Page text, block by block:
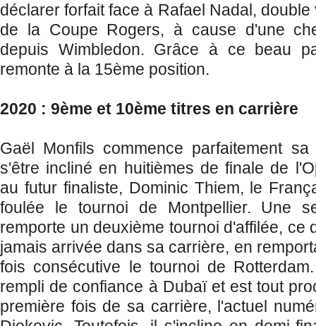
déclarer forfait face à Rafael Nadal,
de la Coupe Rogers, à cause d'une
depuis Wimbledon. Grâce à ce beau
remonte à la 15ème position.
2020 : 9ème et 10ème titres en carrière
Gaël Monfils commence parfaitement
s'être incliné en huitièmes de finale de
au futur finaliste, Dominic Thiem, le
foulée le tournoi de Montpellier. Une
remporte un deuxième tournoi d'affilée, ce
jamais arrivée dans sa carrière, en
fois consécutive le tournoi de
rempli de confiance à Dubaï et est tout
première fois de sa carrière, l'actuel